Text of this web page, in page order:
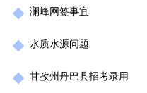
澜峰网签事宜
水质水源问题
甘孜州丹巴县招考录用